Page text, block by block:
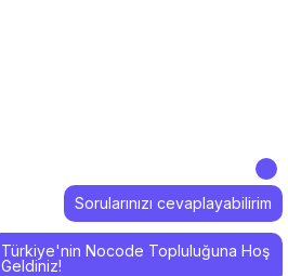
Türkiye'nin Nocode Topluluğuna Hoş
Geldiniz!
Sorularınızı cevaplayabilirim